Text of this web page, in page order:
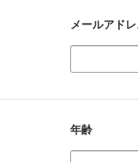
メールアド
年齢